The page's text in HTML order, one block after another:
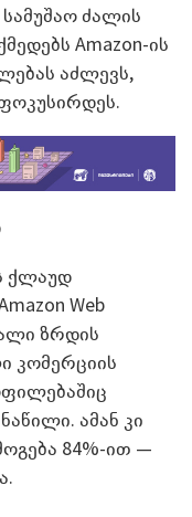
ძალის
Amazon-ის
აძლევს,
ქლაუდ
Web
ზრდის
კომერციის
ამან კი
84%-ით —